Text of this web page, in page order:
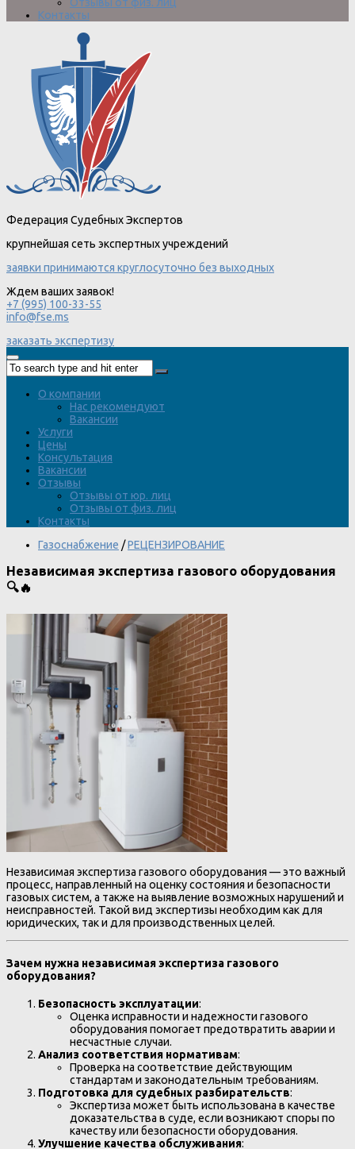
Отзывы от физ. лиц
Контакты
Федерация Судебных Экспертов
крупнейшая сеть экспертных учреждений
заявки принимаются круглосуточно без выходных
Ждем ваших заявок!
+7 (995) 100-33-55
info@fse.ms
заказать экспертизу
О компании
Нас рекомендуют
Вакансии
Услуги
Цены
Консультация
Вакансии
Отзывы
Отзывы от юр. лиц
Отзывы от физ. лиц
Контакты
Газоснабжение /РЕЦЕНЗИРОВАНИЕ
Независимая экспертиза газового оборудования
🔍🔥
Независимая экспертиза газового оборудования — это важный
процесс, направленный на оценку состояния и безопасности
газовых систем, а также на выявление возможных нарушений и
неисправностей. Такой вид экспертизы необходим как для
юридических, так и для производственных целей.
Зачем нужна независимая экспертиза газового
оборудования?
Безопасность эксплуатации:
Оценка исправности и надежности газового
оборудования помогает предотвратить аварии и
несчастные случаи.
Анализ соответствия нормативам:
Проверка на соответствие действующим
стандартам и законодательным требованиям.
Подготовка для судебных разбирательств:
Экспертиза может быть использована в качестве
доказательства в суде, если возникают споры по
качеству или безопасности оборудования.
Улучшение качества обслуживания: